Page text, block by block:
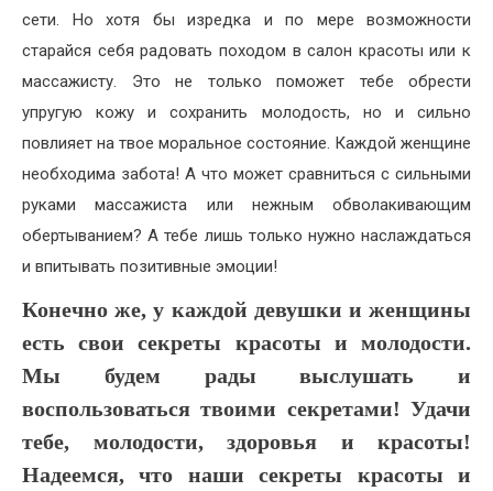
сети. Но хотя бы изредка и по мере возможности
старайся себя радовать походом в салон красоты или к
массажисту. Это не только поможет тебе обрести
упругую кожу и сохранить молодость, но и сильно
повлияет на твое моральное состояние. Каждой женщине
необходима забота! А что может сравниться с сильными
руками массажиста или нежным обволакивающим
обертыванием? А тебе лишь только нужно наслаждаться
и впитывать позитивные эмоции!
Конечно же, у каждой девушки и женщины
есть свои секреты красоты и молодости.
Мы будем рады выслушать и
воспользоваться твоими секретами! Удачи
тебе, молодости, здоровья и красоты!
Надеемся, что наши секреты красоты и